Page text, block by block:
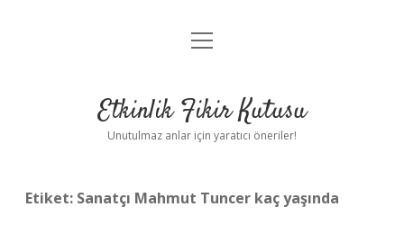
Anasayfa
Yasal Uyarı
menüyü
Etkinlik Fikir Kutusu
Unutulmaz anlar için yaratıcı öneriler!
Etiket: Sanatçı Mahmut Tuncer kaç yaşında